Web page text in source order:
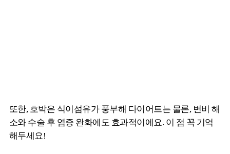
또한, 호박은 식이섬유가 풍부해 다이어트는 물론, 변비 해
소와 수술 후 염증 완화에도 효과적이에요. 이 점 꼭 기억
해두세요!